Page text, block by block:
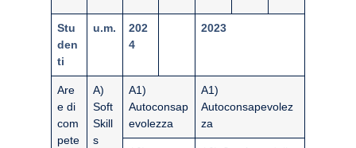
Stu
den
ti
u.m.
202
4
2023
Are
e di
com
pete
A)
Soft
Skill
s
A1)
Autoconsap
evolezza
A1)
Autoconsapevolez
za